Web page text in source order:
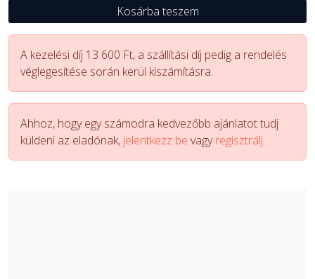
Kosárba teszem
A kezelési díj 13 600 Ft, a szállítási díj pedig a rendelés
véglegesítése során kerül kiszámításra.
Ahhoz, hogy egy számodra kedvezőbb ajánlatot tudj
küldeni az eladónak, jelentkezz be vagyregisztrálj.